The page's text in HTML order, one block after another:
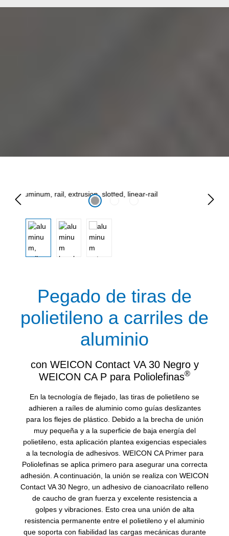
Omitir galería de imágenes
Pegado de tiras de
polietileno a carriles de
aluminio
con WEICON Contact VA 30 Negro y
WEICON CA P para Poliolefinas®
En la tecnología de flejado, las tiras de polietileno se
adhieren a raíles de aluminio como guías deslizantes
para los flejes de plástico. Debido a la brecha de unión
muy pequeña y a la superficie de baja energía del
polietileno, esta aplicación plantea exigencias especiales
a la tecnología de adhesivos. WEICON CA Primer para
Poliolefinas se aplica primero para asegurar una correcta
adhesión. A continuación, la unión se realiza con WEICON
Contact VA 30 Negro, un adhesivo de cianoacrilato relleno
de caucho de gran fuerza y excelente resistencia a
golpes y vibraciones. Esto crea una unión de alta
resistencia permanente entre el polietileno y el aluminio
que soporta con fiabilidad las cargas mecánicas durante